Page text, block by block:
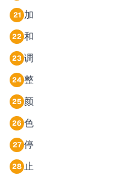
21 加
22 和
23 调
24 整
25 颜
26 色
27 停
28 止